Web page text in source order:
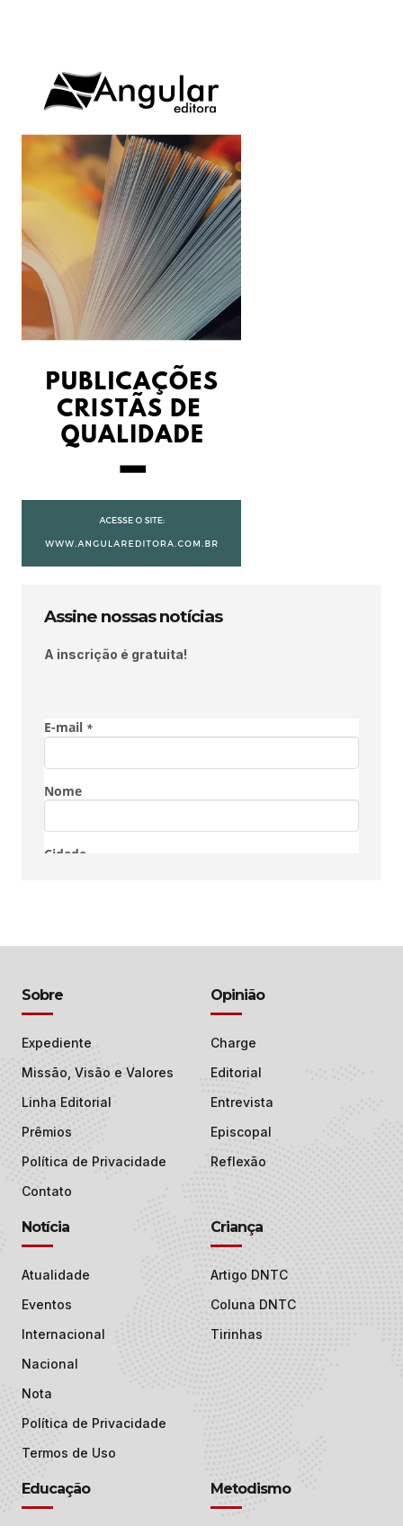
Assine nossas notícias
A inscrição é gratuita!
Sobre
Expediente
Missão, Visão e Valores
Linha Editorial
Prêmios
Política de Privacidade
Contato
Opinião
Charge
Editorial
Entrevista
Episcopal
Reflexão
Notícia
Atualidade
Eventos
Internacional
Nacional
Nota
Política de Privacidade
Termos de Uso
Criança
Artigo DNTC
Coluna DNTC
Tirinhas
Educação Metodismo